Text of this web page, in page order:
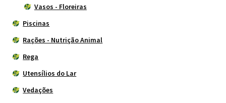
Vasos - Floreiras
Piscinas
Rações - Nutrição Animal
Rega
Utensílios do Lar
Vedações